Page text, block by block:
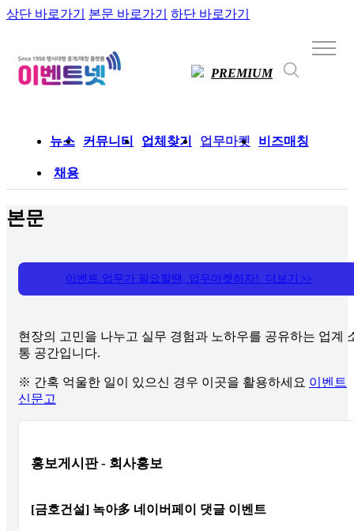
상단 바로가기 본문 바로가기 하단 바로가기
PREMIUM
뉴스 커뮤니티 업체찾기 업무마켓 비즈매칭
채용
본문
이벤트 업무가 필요할땐, 업무마켓하자! 더보기 >>
현장의 고민을 나누고 실무 경험과 노하우를 공유하는 업계
통 공간입니다.
※ 간혹 억울한 일이 있으신 경우 이곳을 활용하세요 이벤트
신문고
홍보게시판 - 회사홍보
[금호건설] 녹아多 네이버페이 댓글 이벤트